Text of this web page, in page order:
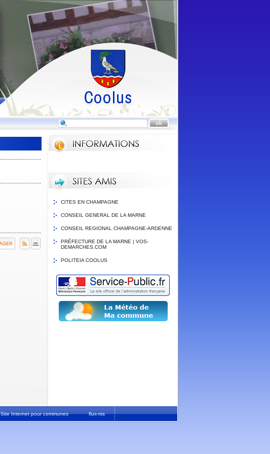
CITES EN CHAMPAGNE
CONSEIL GENERAL DE LA MARNE
CONSEIL REGIONAL CHAMPAGNE-ARDENNE
PRÉFECTURE DE LA MARNE | VOS-
DEMARCHES.COM
POLITEIA COOLUS
Site Internet pour communes flux-rss